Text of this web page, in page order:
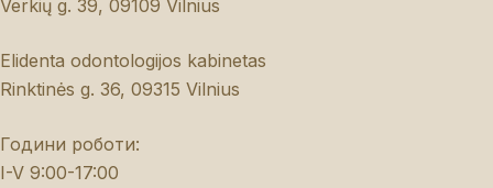
Verkių g. 39, 09109 Vilnius
Elidenta odontologijos kabinetas
Rinktinės g. 36, 09315 Vilnius
Години роботи:
I-V 9:00-17:00